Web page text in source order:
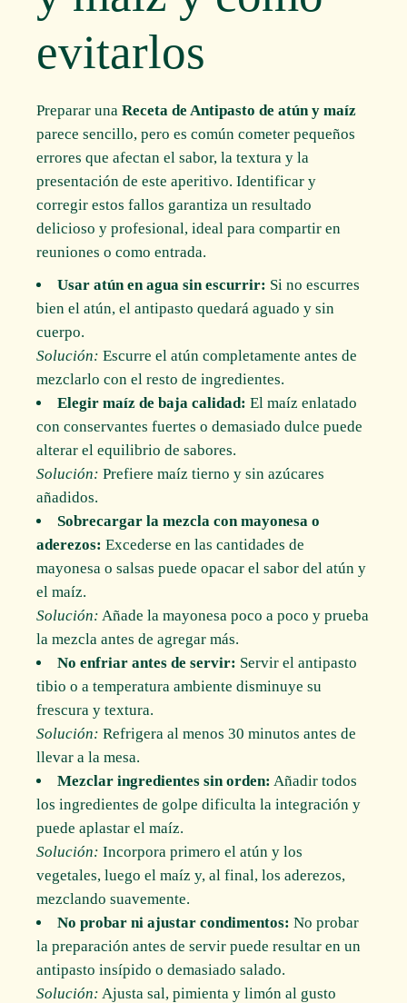
evitarlos
Preparar unaReceta de Antipasto de atún y maíz
parece sencillo, pero es común cometer pequeños
errores que afectan el sabor, la textura y la
presentación de este aperitivo. Identificar y
corregir estos fallos garantiza un resultado
delicioso y profesional, ideal para compartir en
reuniones o como entrada.
Usar atún en agua sin escurrir: Si no escurres
bien el atún, el antipasto quedará aguado y sin
cuerpo.
Solución: Escurre el atún completamente antes de
mezclarlo con el resto de ingredientes.
Elegir maíz de baja calidad: El maíz enlatado
con conservantes fuertes o demasiado dulce puede
alterar el equilibrio de sabores.
Solución: Prefiere maíz tierno y sin azúcares
añadidos.
Sobrecargar la mezcla con mayonesa o
aderezos: Excederse en las cantidades de
mayonesa o salsas puede opacar el sabor del atún y
el maíz.
Solución: Añade la mayonesa poco a poco y prueba
la mezcla antes de agregar más.
No enfriar antes de servir: Servir el antipasto
tibio o a temperatura ambiente disminuye su
frescura y textura.
Solución: Refrigera al menos 30 minutos antes de
llevar a la mesa.
Mezclar ingredientes sin orden: Añadir todos
los ingredientes de golpe dificulta la integración y
puede aplastar el maíz.
Solución: Incorpora primero el atún y los
vegetales, luego el maíz y, al final, los aderezos,
mezclando suavemente.
No probar ni ajustar condimentos: No probar
la preparación antes de servir puede resultar en un
antipasto insípido o demasiado salado.
Solución: Ajusta sal, pimienta y limón al gusto